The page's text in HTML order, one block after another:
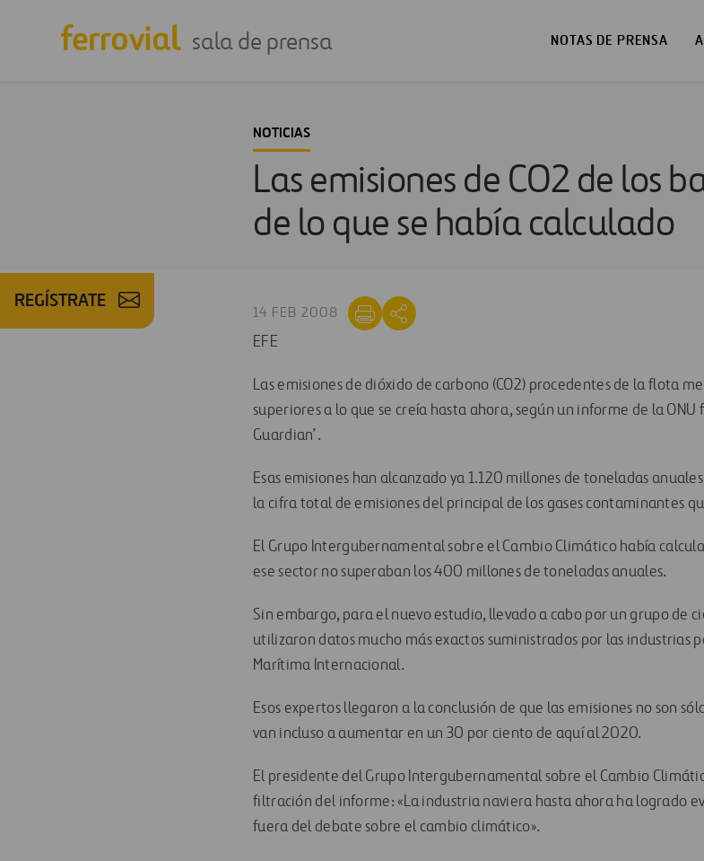
sala de prensa NOTAS DE PRENSA
REGÍSTRATE
NOTICIAS
Las emisiones de CO2 de los
de lo que se había calculado
14 FEB 2008
EFE
Las emisiones de dióxido de carbono (CO2) procedentes de la flota
superiores a lo que se creía hasta ahora, según un informe de la
Guardian’.
Esas emisiones han alcanzado ya 1.120 millones de toneladas
la cifra total de emisiones del principal de los gases contaminantes
El Grupo Intergubernamental sobre el Cambio Climático había
ese sector no superaban los 400 millones de toneladas anuales.
Sin embargo, para el nuevo estudio, llevado a cabo por un grupo de
utilizaron datos mucho más exactos suministrados por las industrias
Marítima Internacional.
Esos expertos llegaron a la conclusión de que las emisiones no son
van incluso a aumentar en un 30 por ciento de aquí al 2020.
El presidente del Grupo Intergubernamental sobre el Cambio
filtración del informe: «La industria naviera hasta ahora ha logrado
fuera del debate sobre el cambio climático».